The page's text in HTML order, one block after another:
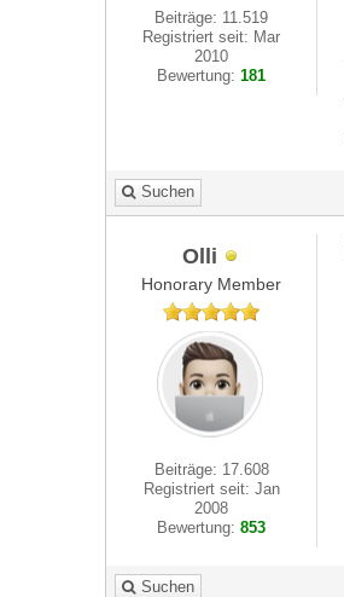
Beiträge: 11.519
Registriert seit: Mar
2010
Bewertung:181
Suchen
Olli
Honorary Member
Beiträge: 17.608
Registriert seit: Jan
2008
Bewertung:853
Suchen